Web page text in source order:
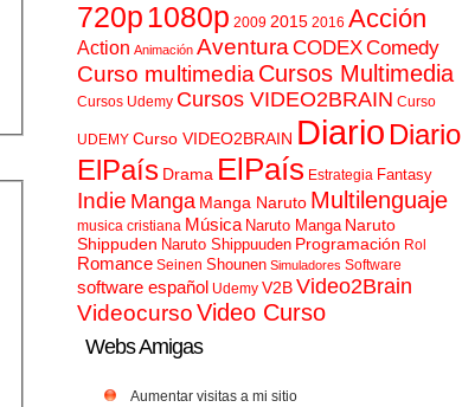
720p 1080p 2009 2015 2016 Acción
Action Animación AventuraCODEXComedy
Curso multimediaCursos Multimedia
Cursos Udemy Cursos VIDEO2BRAIN Curso
UDEMY Curso VIDEO2BRAIN Diario Diario
ElPaís Drama ElPaís Estrategia Fantasy
Indie Manga Manga Naruto Multilenguaje
musica cristiana Música Naruto Manga Naruto
Shippuden Naruto Shippuuden Programación Rol
Romance Seinen Shounen Simuladores Software
software español Udemy V2BVideo2Brain
VideocursoVideo Curso
Webs Amigas
Aumentar visitas a mi sitio